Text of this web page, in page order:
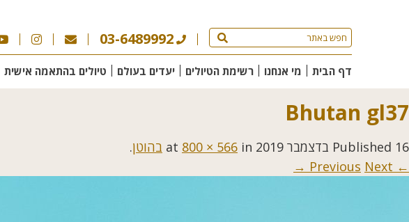
03-6489992
דף הבית מי אנחנו רשימת הטיולים יעדים בעולם טיולים בהתאמה אישית
Bhutan gl37
Published 16 בדצמבר 2019 800 × 566 in בהוטן.
← Previous
Next →